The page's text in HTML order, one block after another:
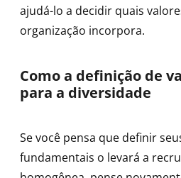
ajudá-lo a decidir quais
organização incorpora.
Como a definição de
para a diversidade
Se você pensa que definir
fundamentais o levará a